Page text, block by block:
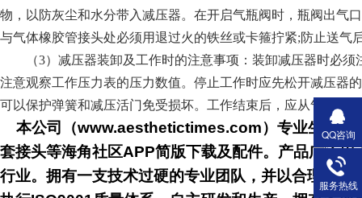
物，以防灰尘和水分带入减压器。在开启气瓶阀时，瓶
与气体橡胶管接头处必须用退过火的铁丝或卡箍拧紧;防止送气后脱
（3）减压器装卸及工作时的注意事项：装卸减压器时必须注
注意观察工作压力表的压力数值。停止工作时应先松开减压器的调
可以保护弹簧和减压活门免受损坏。工作结束后，应从气瓶上取
本公司（www.aesthetictimes.com）专业生产和
套接头等海角社区APP简版下载及配件。产品广泛用于电子
行业。拥有一支技术过硬的专业团队，并以合理的
QQ咨询
服务热线